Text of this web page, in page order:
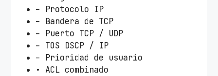
– Protocolo IP
– Bandera de TCP
– Puerto TCP / UDP
– TOS DSCP / IP
– Prioridad de usuario
• ACL combinado